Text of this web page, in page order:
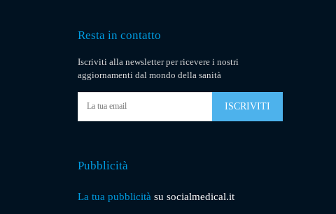
Resta in contatto
Iscriviti alla newsletter per ricevere i nostri
aggiornamenti dal mondo della sanità
ISCRIVITI
Pubblicità
La tua pubblicità su socialmedical.it